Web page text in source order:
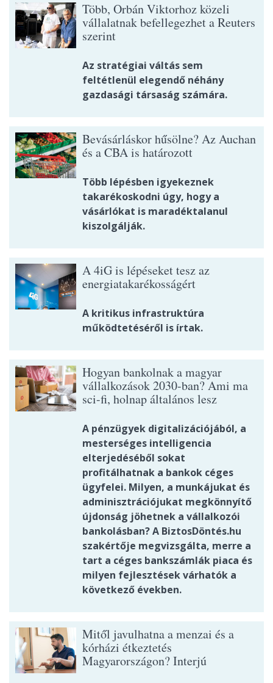
Több, Orbán Viktorhoz közeli
vállalatnak befellegezhet a Reuters
szerint
Az stratégiai váltás sem
feltétlenül elegendő néhány
gazdasági társaság számára.
Bevásárláskor hűsölne? Az Auchan
és a CBA is határozott
Több lépésben igyekeznek
takarékoskodni úgy, hogy a
vásárlókat is maradéktalanul
kiszolgálják.
A 4iG is lépéseket tesz az
energiatakarékosságért
A kritikus infrastruktúra
működtetéséről is írtak.
Hogyan bankolnak a magyar
vállalkozások 2030-ban? Ami ma
sci-fi, holnap általános lesz
A pénzügyek digitalizációjából, a
mesterséges intelligencia
elterjedéséből sokat
profitálhatnak a bankok céges
ügyfelei. Milyen, a munkájukat és
adminisztrációjukat megkönnyítő
újdonság jöhetnek a vállalkozói
bankolásban? A BiztosDöntés.hu
szakértője megvizsgálta, merre a
tart a céges bankszámlák piaca és
milyen fejlesztések várhatók a
következő években.
Mitől javulhatna a menzai és a
kórházi étkeztetés
Magyarországon? Interjú